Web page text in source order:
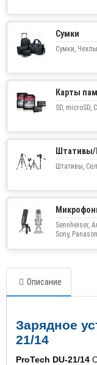
Сумки
Сумки,
Карты
SD, microSD,
Штативы,
Sennheiser,
Sony,
Описание
Зарядное
21/14
ProTech DU-21/14